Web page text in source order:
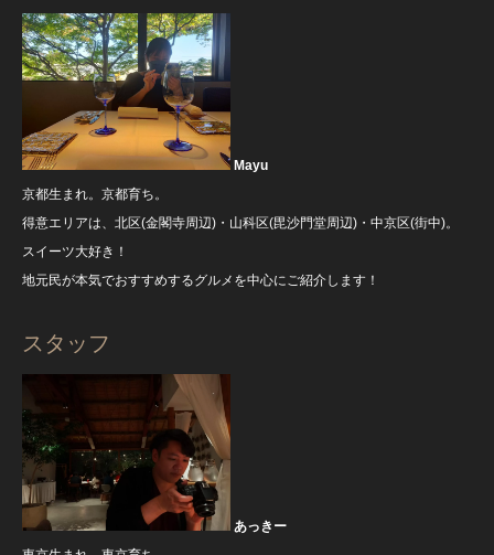
Mayu
京都生まれ。京都育ち。
得意エリアは、北区(金閣寺周辺)・山科区(毘沙門堂周辺)・中京区(街中)。
スイーツ大好き！
地元民が本気でおすすめするグルメを中心にご紹介します！
スタッフ
あっきー